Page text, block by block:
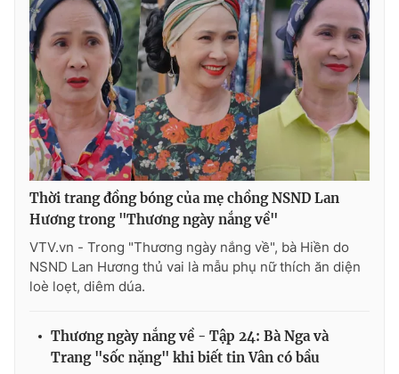
Thời trang đồng bóng của mẹ chồng NSND Lan
Hương trong "Thương ngày nắng về"
VTV.vn - Trong "Thương ngày nắng về", bà Hiền do
NSND Lan Hương thủ vai là mẫu phụ nữ thích ăn diện
loè loẹt, diêm dúa.
Thương ngày nắng về - Tập 24: Bà Nga và
Trang "sốc nặng" khi biết tin Vân có bầu